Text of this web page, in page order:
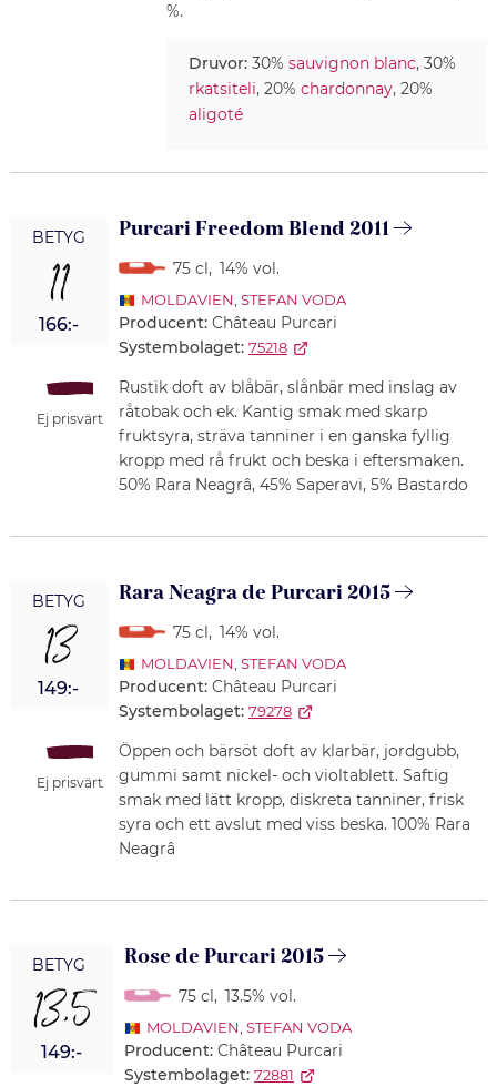
%.
Druvor:30% sauvignon blanc, 30%
rkatsiteli, 20% chardonnay, 20%
aligoté
BETYG
11
166:-
Ej prisvärt
Purcari Freedom Blend 2011
75 cl, 14% vol.
MOLDAVIEN STEFAN VODA
Producent: Château Purcari
Systembolaget: 75218
Rustik doft av blåbär, slånbär med inslag av
råtobak och ek. Kantig smak med skarp
fruktsyra, sträva tanniner i en ganska fyllig
kropp med rå frukt och beska i eftersmaken.
50% Rara Neagrâ, 45% Saperavi, 5% Bastardo
BETYG
13
149:-
Ej prisvärt
Rara Neagra de Purcari 2015
75 cl, 14% vol.
MOLDAVIEN STEFAN VODA
Producent: Château Purcari
Systembolaget: 79278
Öppen och bärsöt doft av klarbär, jordgubb,
gummi samt nickel- och violtablett. Saftig
smak med lätt kropp, diskreta tanniner, frisk
syra och ett avslut med viss beska. 100% Rara
Neagrâ
BETYG
13,5
149:-
Rose de Purcari 2015
75 cl, 13.5% vol.
MOLDAVIEN STEFAN VODA
Producent: Château Purcari
Systembolaget: 72881